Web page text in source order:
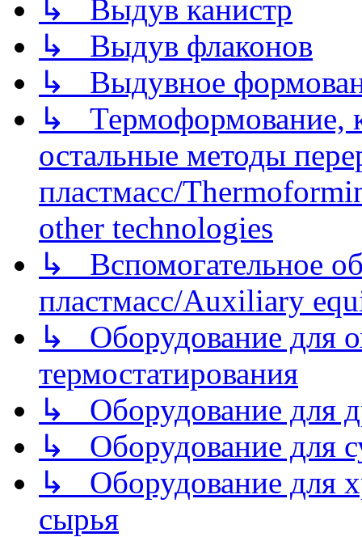
↳ Выдув канистр
↳ Выдув флаконов
↳ Выдувное
↳ Термоформование,
остальные методы
пластмасс/
other technologies
↳ Вспомогательное
пластмасс/Auxiliary
↳ Оборудование для
термостатирования
↳ Оборудование для
↳ Оборудование для
↳ Оборудование для
сырья